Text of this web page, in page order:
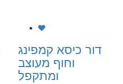
דור כיסא קמפינג
וחוף מעוצב
ומתקפל